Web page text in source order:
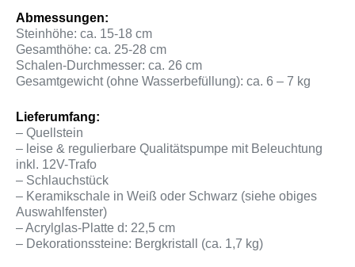
Abmessungen:
Steinhöhe: ca. 15-18 cm
Gesamthöhe: ca. 25-28 cm
Schalen-Durchmesser: ca. 26 cm
Gesamtgewicht (ohne Wasserbefüllung): ca. 6 – 7 kg
Lieferumfang:
– Quellstein
– leise & regulierbare Qualitätspumpe mit Beleuchtung
inkl. 12V-Trafo
– Schlauchstück
– Keramikschale in Weiß oder Schwarz (siehe obiges
Auswahlfenster)
– Acrylglas-Platte d: 22,5 cm
– Dekorationssteine: Bergkristall (ca. 1,7 kg)